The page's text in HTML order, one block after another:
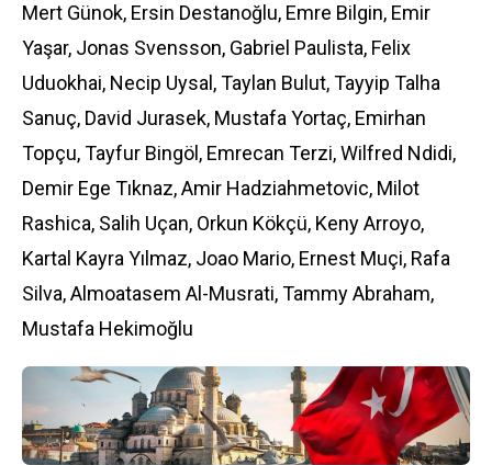
Mert Günok, Ersin Destanoğlu, Emre Bilgin, Emir
Yaşar, Jonas Svensson, Gabriel Paulista, Felix
Uduokhai, Necip Uysal, Taylan Bulut, Tayyip Talha
Sanuç, David Jurasek, Mustafa Yortaç, Emirhan
Topçu, Tayfur Bingöl, Emrecan Terzi, Wilfred Ndidi,
Demir Ege Tıknaz, Amir Hadziahmetovic, Milot
Rashica, Salih Uçan, Orkun Kökçü, Keny Arroyo,
Kartal Kayra Yılmaz, Joao Mario, Ernest Muçi, Rafa
Silva, Almoatasem Al-Musrati, Tammy Abraham,
Mustafa Hekimoğlu